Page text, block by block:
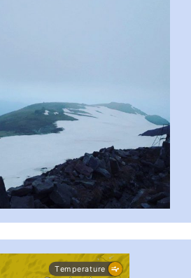
...
pimrec_project